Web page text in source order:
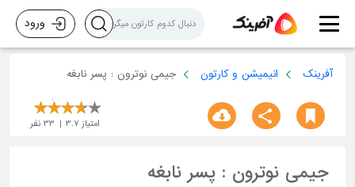
ورود
آفرینک انیمیشن و کارتون جیمی نوترون : پسر نابغه
امتیاز 3.7
33 نفر
جیمی نوترون : پسر نابغه